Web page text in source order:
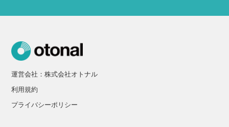
運営会社：株式会社オトナル
利用規約
プライバシーポリシー